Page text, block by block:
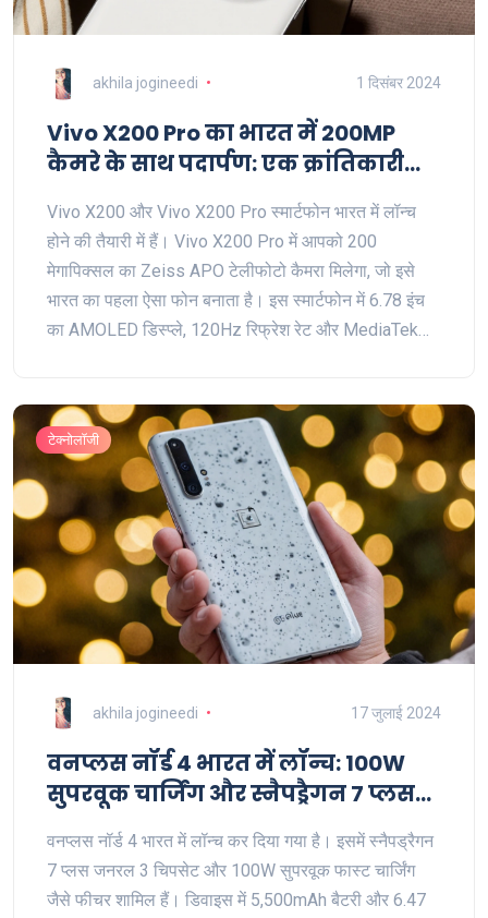
akhila jogineedi 1 दिसंबर 2024
Vivo X200 Pro का भारत में 200MP
कैमरे के साथ पदार्पण: एक क्रांतिकारी
Vivo X200 और Vivo X200 Pro स्मार्टफोन भारत में लॉन्च
होने की तैयारी में हैं। Vivo X200 Pro में आपको 200
मेगापिक्सल का Zeiss APO टेलीफोटो कैमरा मिलेगा, जो इसे
भारत का पहला ऐसा फोन बनाता है। इस स्मार्टफोन में 6.78 इंच
का AMOLED डिस्प्ले, 120Hz रिफ्रेश रेट और MediaTek
बैटरी और 90W फास्ट चार्जिंग शामिल है।
टेक्नोलॉजी
akhila jogineedi 17 जुलाई 2024
वनप्लस नॉर्ड 4 भारत में लॉन्च: 100W
सुपरवूक चार्जिंग और स्नैपड्रैगन 7 प्लस
जनरल 3 चिपसेट के साथ
वनप्लस नॉर्ड 4 भारत में लॉन्च कर दिया गया है। इसमें स्नैपड्रैगन
7 प्लस जनरल 3 चिपसेट और 100W सुपरवूक फास्ट चार्जिंग
जैसे फीचर शामिल हैं। डिवाइस में 5,500mAh बैटरी और 6.47